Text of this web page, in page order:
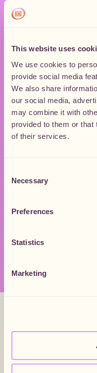
This website uses
We use cookies to
provide social media
We also share
our social media,
may combine it with
provided to them or that
of their services.
Selection
Necessary
Preferences
Statistics
Marketing
TU DÉBUTES
Racisme